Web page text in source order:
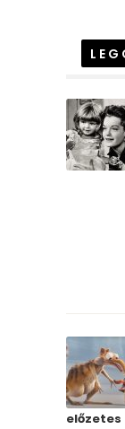
előzetes